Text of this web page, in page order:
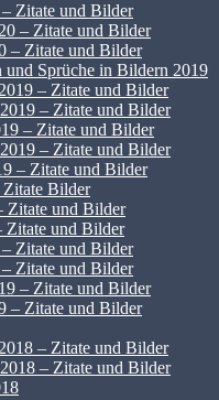
Zitate und Bilder
– Zitate und Bilder
– Zitate und Bilder
und Sprüche in Bildern 2019
– Zitate und Bilder
– Zitate und Bilder
– Zitate und Bilder
– Zitate und Bilder
– Zitate und Bilder
Bilder
Zitate und Bilder
Zitate und Bilder
Zitate und Bilder
Zitate und Bilder
– Zitate und Bilder
– Zitate und Bilder
– Zitate und Bilder
– Zitate und Bilder